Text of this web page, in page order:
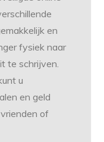
en
fysiek naar
te schrijven.
u
en geld
of